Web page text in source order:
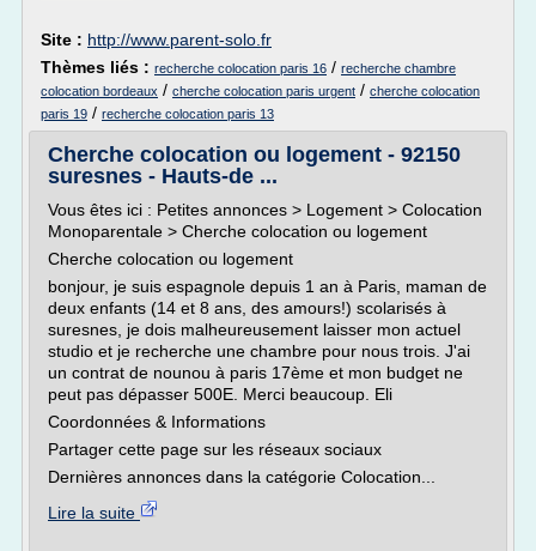
Site : http://www.parent-solo.fr
Thèmes liés : recherche colocation paris 16 / recherche chambre
colocation bordeaux / cherche colocation paris urgent / cherche colocation
paris 19 / recherche colocation paris 13
Cherche colocation ou logement - 92150
suresnes - Hauts-de ...
Vous êtes ici : Petites annonces > Logement > Colocation
Monoparentale > Cherche colocation ou logement
Cherche colocation ou logement
bonjour, je suis espagnole depuis 1 an à Paris, maman de
deux enfants (14 et 8 ans, des amours!) scolarisés à
suresnes, je dois malheureusement laisser mon actuel
studio et je recherche une chambre pour nous trois. J'ai
un contrat de nounou à paris 17ème et mon budget ne
peut pas dépasser 500E. Merci beaucoup. Eli
Coordonnées & Informations
Partager cette page sur les réseaux sociaux
Dernières annonces dans la catégorie Colocation...
Lire la suite